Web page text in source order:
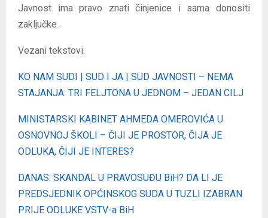
Javnost ima pravo znati činjenice i sama donositi
zaključke.
Vezani tekstovi:
KO NAM SUDI | SUD I JA | SUD JAVNOSTI – NEMA
STAJANJA: TRI FELJTONA U JEDNOM – JEDAN CILJ
MINISTARSKI KABINET AHMEDA OMEROVIĆA U
OSNOVNOJ ŠKOLI – ČIJI JE PROSTOR, ČIJA JE
ODLUKA, ČIJI JE INTERES?
DANAS: SKANDAL U PRAVOSUĐU BiH? DA LI JE
PREDSJEDNIK OPĆINSKOG SUDA U TUZLI IZABRAN
PRIJE ODLUKE VSTV-a BiH